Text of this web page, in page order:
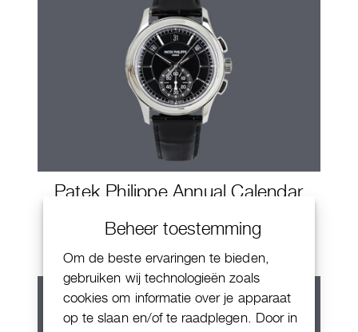
Beheer toestemming
Om de beste ervaringen te bieden,
gebruiken wij technologieën zoals
cookies om informatie over je apparaat
op te slaan en/of te raadplegen. Door in
Patek Philippe Annual Calendar